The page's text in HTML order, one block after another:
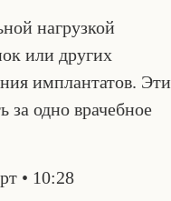
нагрузкой
или других
имплантатов. Эти
одно врачебное
10:28